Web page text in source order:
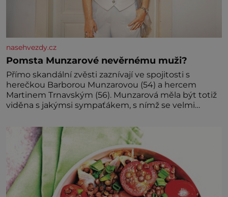
nasehvezdy.cz
Pomsta Munzarové nevěrnému muži?
Přímo skandální zvěsti zaznívají ve spojitosti s
herečkou Barborou Munzarovou (54) a hercem
Martinem Trnavským (56). Munzarová měla být totiž
viděna s jakýmsi sympaťákem, s nímž se velmi